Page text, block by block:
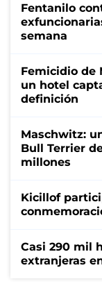
Fentanilo
semana
Femicidio de
un hotel
definición
Maschwitz:
Bull Terrier
millones
Kicillof
Casi 290 mil
extranjeras